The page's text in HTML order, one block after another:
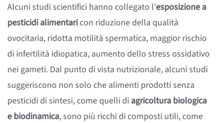
Alcuni studi scientifici hanno collegato l’esposizione a
pesticidi alimentaricon riduzione della qualità
ovocitaria, ridotta motilità spermatica, maggior rischio
di infertilità idiopatica, aumento dello stress ossidativo
nei gameti. Dal punto di vista nutrizionale, alcuni studi
suggeriscono non solo che alimenti prodotti senza
pesticidi di sintesi, come quelli di agricoltura biologica
e biodinamica, sono più ricchi di composti utili, come